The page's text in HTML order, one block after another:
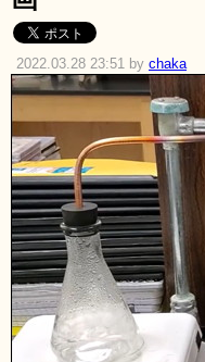
2022.03.28 23:51 by chaka